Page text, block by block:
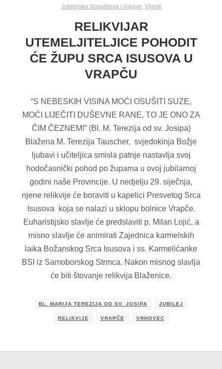
Jubilejska događanja i najave, Vijesti
RELIKVIJAR
UTEMELJITELJICE POHODIT
ĆE ŽUPU SRCA ISUSOVA U
VRAPČU
“S NEBESKIH VISINA MOĆI OSUŠITI SUZE,
MOĆI LIJEČITI DUŠEVNE RANE, TO JE ONO ZA
ČIM ČEZNEM!” (Bl. M. Terezija od sv. Josipa)
Blažena M. Terezija Tauscher, svjedokinja Božje
ljubavi i učiteljica smisla patnje nastavlja svoj
hodočasnički pohod po župama u ovoj jubilarnoj
godini naše Provincije. U nedjelju 29. siječnja,
njene relikvije će boraviti u kapelici Presvetog Srca
Isusova koja se nalazi u sklopu bolnice Vrapče.
Euharistijsko slavlje će predslaviti p. Milan Lojić, a
misno slavlje će animirati Zajednica karmelskih
laika Božanskog Srca Isusova i ss. Karmelićanke
BSI iz Samoborskog Strmca. Nakon misnog slavlja
će biti štovanje relikvija Blaženice.
BL. MARIJA TEREZIJA OD SV. JOSIPA JUBILEJ
RELIKVIJE VRAPČE VRHOVEC